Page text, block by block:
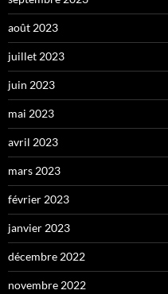
août 2023
juillet 2023
juin 2023
mai 2023
avril 2023
mars 2023
février 2023
janvier 2023
décembre 2022
novembre 2022